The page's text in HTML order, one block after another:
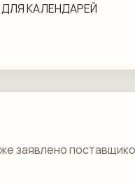
КАЛЕНДАРЕЙ
заявлено